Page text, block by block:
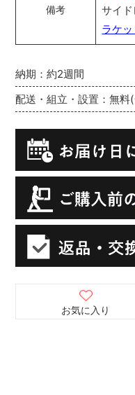
納期：約2週間
配送・組立・設置：無料
お気に入り
備考
サイ
ラケッ